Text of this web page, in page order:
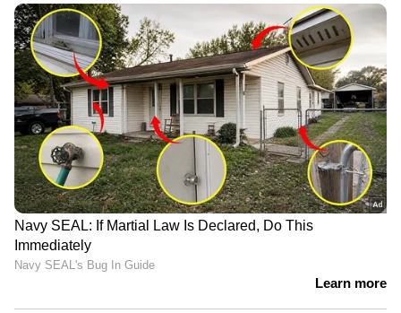
ഏഷ്യാനെറ്റ് ന്യൂസ് ലൈവ് കാണാന്‍ ഇവിടെ
ക്ലിക് ചെയ്യുക